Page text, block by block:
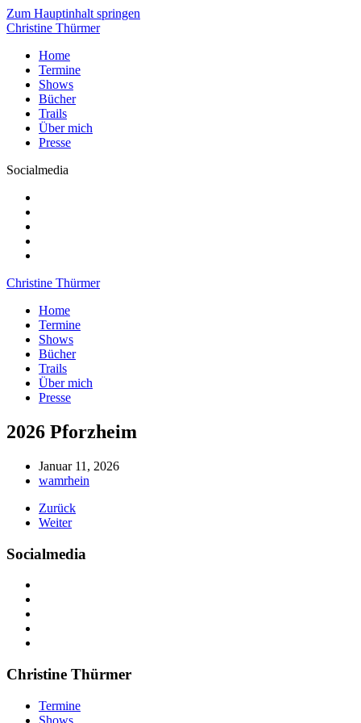
Zum Hauptinhalt springen
Christine Thürmer
Home
Termine
Shows
Bücher
Trails
Über mich
Presse
Socialmedia
Christine Thürmer
Home
Termine
Shows
Bücher
Trails
Über mich
Presse
2026 Pforzheim
Januar 11, 2026
wamrhein
Zurück
Weiter
Socialmedia
Christine Thürmer
Termine
Shows